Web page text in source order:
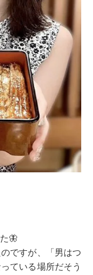
🦋
ですが、「男はつ
ている場所だそう